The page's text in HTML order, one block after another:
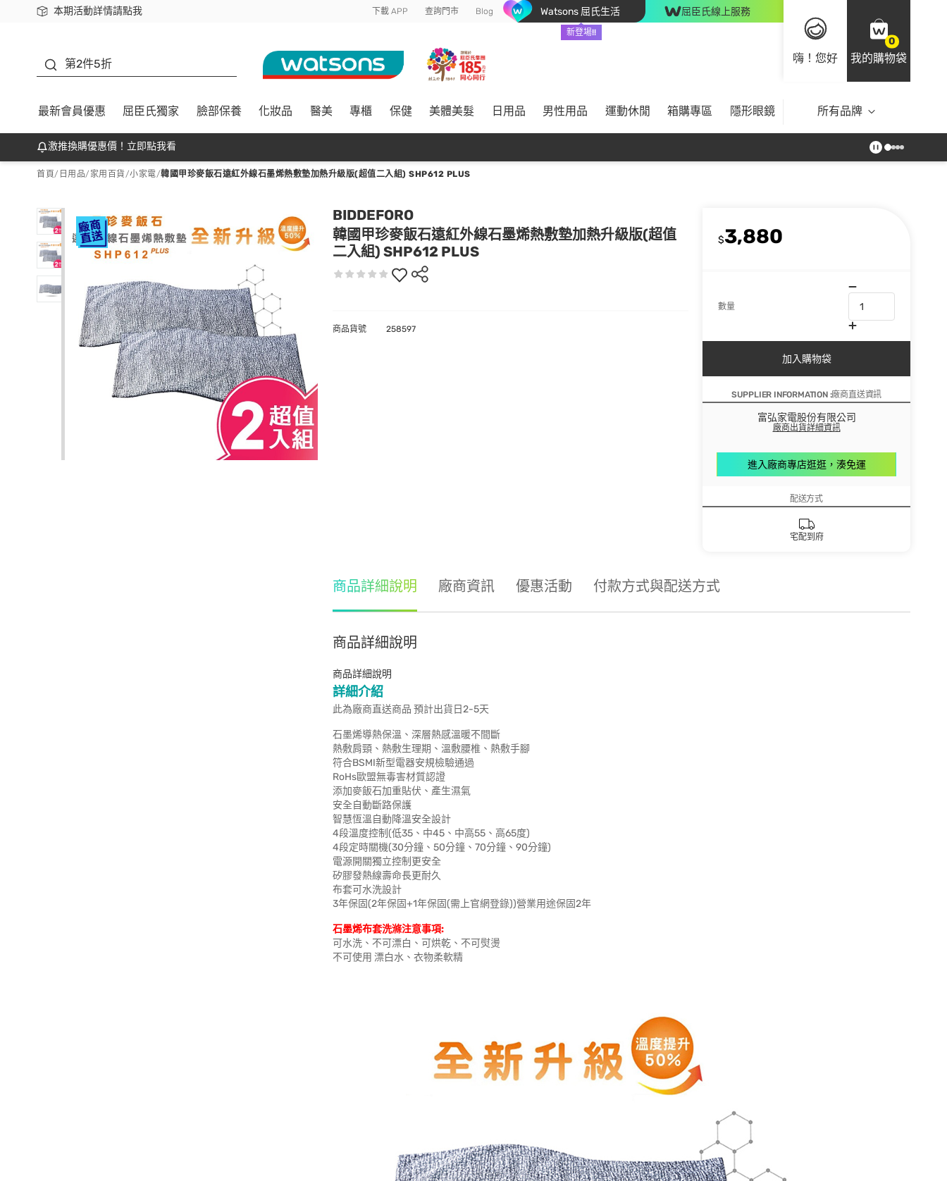
本期活動詳情請點我
下載app最高回饋$350 下載 APP 查詢門市 Blog Watsons 屈氏生活
新登場!!
屈臣氏線上服務
嗨！您好
0
我的購物袋
第2件5折
最新會員優惠 屈臣氏獨家 臉部保養 化妝品 醫美 專櫃 保健 美體美髮 日用品 男性用品 運動休閒 箱購專區 隱形眼鏡 所有品牌
激推換購優惠價！立即點我看
首頁/ 日用品/ 家用百貨/小家電/韓國甲珍麥飯石遠紅外線石墨烯熱敷墊加熱升級版(超值二入組) SHP612 PLUS
BIDDEFORO
韓國甲珍麥飯石遠紅外線石墨烯熱敷墊加熱升級版(超值
二入組) SHP612 PLUS
$3,880
數量
加入購物袋
SUPPLIER INFORMATION :廠商直送資訊
富弘家電股份有限公司
廠商出貨詳細資訊
進入廠商專店逛逛，湊免運
配送方式
宅配到府
商品貨號 258597
商品詳細說明 廠商資訊 優惠活動 付款方式與配送方式
商品詳細說明
商品詳細說明
詳細介紹
此為廠商直送商品 預計出貨日2-5天
石墨烯導熱保溫、深層熱感溫暖不間斷
熱敷肩頸、熱敷生理期、溫敷腰椎、熱敷手腳
符合BSMI新型電器安規檢驗通過
RoHs歐盟無毒害材質認證
添加麥飯石加重貼伏、產生濕氣
安全自動斷路保護
智慧恆溫自動降溫安全設計
4段溫度控制(低35、中45、中高55、高65度)
4段定時關機(30分鐘、50分鐘、70分鐘、90分鐘)
電源開關獨立控制更安全
矽膠發熱線壽命長更耐久
布套可水洗設計
3年保固(2年保固+1年保固(需上官網登錄))營業用途保固2年
石墨烯布套洗滌注意事項:
可水洗、不可漂白、可烘乾、不可熨燙
不可使用 漂白水、衣物柔軟精